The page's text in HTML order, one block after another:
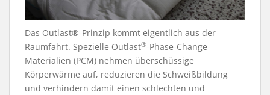
Das Outlast®-Prinzip kommt eigentlich aus der
Raumfahrt. Spezielle Outlast®-Phase-Change-
Materialien (PCM) nehmen überschüssige
Körperwärme auf, reduzieren die Schweißbildung
und verhindern damit einen schlechten und